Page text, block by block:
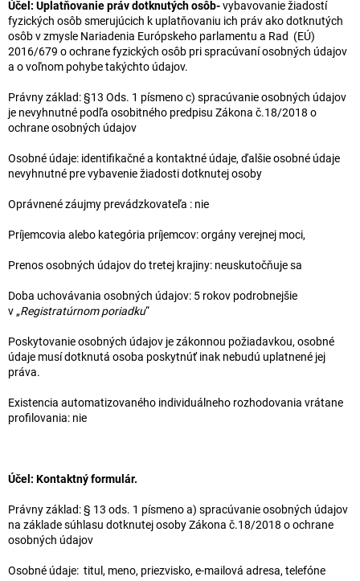
Účel: Uplatňovanie práv dotknutých osôb-vybavovanie žiadostí
fyzických osôb smerujúcich k uplatňovaniu ich práv ako dotknutých
osôb v zmysle Nariadenia Európskeho parlamentu a Rad (EÚ)
2016/679 o ochrane fyzických osôb pri spracúvaní osobných údajov
a o voľnom pohybe takýchto údajov.
Právny základ: §13 Ods. 1 písmeno c) spracúvanie osobných údajov
je nevyhnutné podľa osobitného predpisu Zákona č.18/2018 o
ochrane osobných údajov
Osobné údaje: identifikačné a kontaktné údaje, ďalšie osobné údaje
nevyhnutné pre vybavenie žiadosti dotknutej osoby
Oprávnené záujmy prevádzkovateľa : nie
Príjemcovia alebo kategória príjemcov: orgány verejnej moci,
Prenos osobných údajov do tretej krajiny: neuskutočňuje sa
Doba uchovávania osobných údajov: 5 rokov podrobnejšie
v „Registratúrnom poriadku“
Poskytovanie osobných údajov je zákonnou požiadavkou, osobné
údaje musí dotknutá osoba poskytnúť inak nebudú uplatnené jej
práva.
Existencia automatizovaného individuálneho rozhodovania vrátane
profilovania: nie
Účel: Kontaktný formulár.
Právny základ: § 13 ods. 1 písmeno a) spracúvanie osobných údajov
na základe súhlasu dotknutej osoby Zákona č.18/2018 o ochrane
osobných údajov
Osobné údaje: titul, meno, priezvisko, e-mailová adresa, telefóne